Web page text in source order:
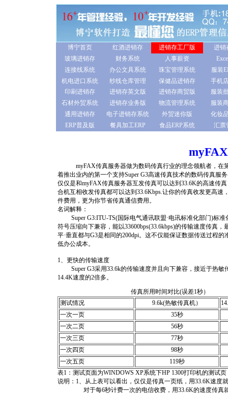
博宁首页 红酒进销存 进销存工厂版
进销
玻璃进销存
财务系统 人事薪资
连接线系统
办公文具系统 珠宝管理系统
服装
机电进口系统
纱线仓库管理 保健品进销存
手机
印刷进销存
进销存英文版 进销存商贸版
服装
石材外贸系统
进销存业务版 物流管理系统
服装
通用进销存
电子进销存系统 外贸迷你版
化妆
ERP普及版
餐具加工ERP 食品ERP系统 汇票
myFAX传真服务器做为数码传真行业的理念领航者，在第
着推出业内的第一个支持Super G3高速传真技术的数码传真服
仅仅是和myFAX传真服务器互发传真可以达到33.6K的高速传
合机互相收发传真都可以达到33.6Kbps.让你的传真收发更高
件费用，更为你节省传真通信费用。
名词解释：
Super G3:ITU-TS(国际电气通讯联盟·电讯标准化部门)标准
符号压缩向下兼容，能以33600bps(33.6kbps)的传输速度传真
平·垂直都与G3是相同的200dpi。这不仅能保证数据传送过程
低办公成本。
1、更快的传输速度
Super G3采用33.6k的传输速度并且向下兼容，接近于热敏
14.4K速度的2倍多。
传真所用时间对比(误差1秒）
测试情况
9.6k(热敏传真机）
一次一页
35秒
一次二页
56秒
一次三页
77秒
一次四页
98秒
一次五页
119秒
表1：测试页面为WINDOWS XP系统下HP 1300打印机的测试页
说明：1、从上表可以看出，仅仅是传真一页纸，用33.6K速度
对于每6秒计费一次的电信收费，用33.6K的速度传真就